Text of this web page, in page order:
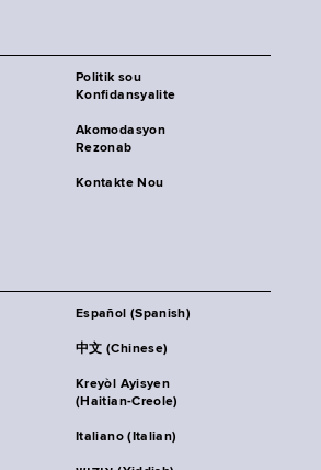
Politik sou
Konfidansyalite
Akomodasyon
Rezonab
Kontakte Nou
Español (Spanish)
中文 (Chinese)
Kreyòl Ayisyen
(Haitian-Creole)
Italiano (Italian)